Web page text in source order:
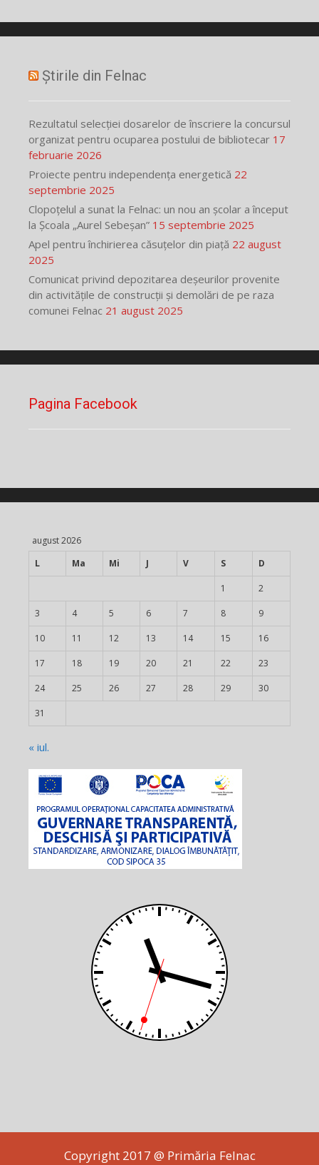
Știrile din Felnac
Rezultatul selecției dosarelor de înscriere la concursul
organizat pentru ocuparea postului de bibliotecar 17
februarie 2026
Proiecte pentru independența energetică 22
septembrie 2025
Clopoțelul a sunat la Felnac: un nou an școlar a început
la Școala „Aurel Sebeșan” 15 septembrie 2025
Apel pentru închirierea căsuțelor din piață 22 august
2025
Comunicat privind depozitarea deșeurilor provenite
din activitățile de construcții și demolări de pe raza
comunei Felnac 21 august 2025
Pagina Facebook
august 2026
L
Ma Mi J V S D
1 2
3 4 5 6 7 8 9
10 11 12 13 14 15 16
17 18 19 20 21 22 23
24 25 26 27 28 29 30
31
« iul.
Copyright 2017 @ Primăria Felnac